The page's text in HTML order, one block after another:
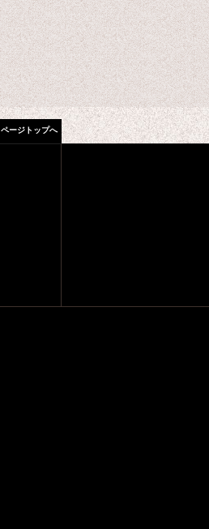
ページトップへ